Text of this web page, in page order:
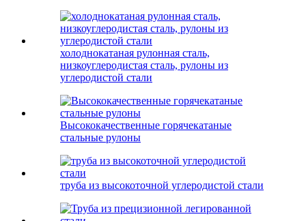
холоднокатаная рулонная сталь,
низкоуглеродистая сталь, рулоны из
углеродистой стали
Высококачественные горячекатаные
стальные рулоны
труба из высокоточной углеродистой стали